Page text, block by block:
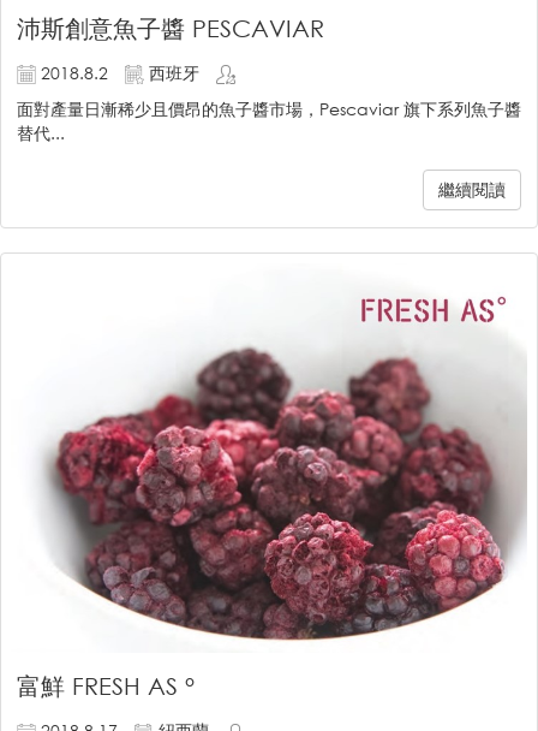
沛斯創意魚子醬 PESCAVIAR
2018.8.2
西班牙
面對產量日漸稀少且價昂的魚子醬市場，Pescaviar 旗下系列魚子醬
替代...
繼續閱讀
富鮮 FRESH AS °